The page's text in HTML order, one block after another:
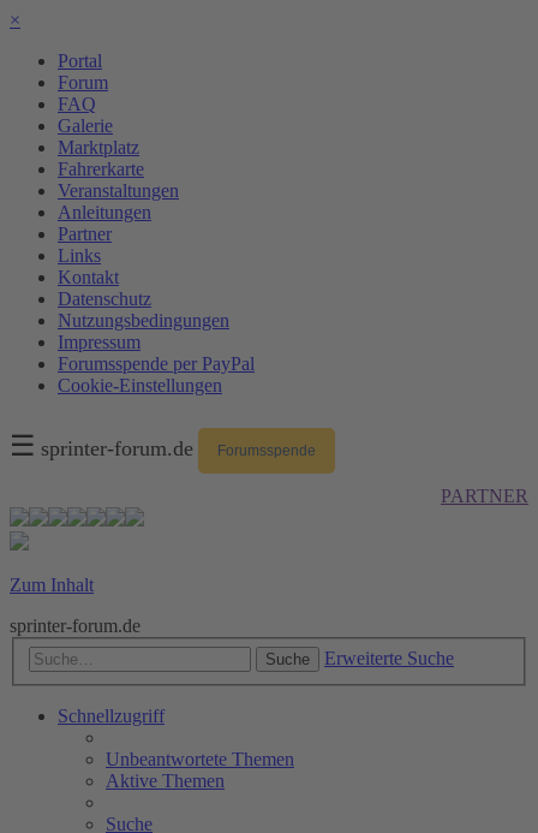
×
Portal
Forum
FAQ
Galerie
Marktplatz
Fahrerkarte
Veranstaltungen
Anleitungen
Partner
Links
Kontakt
Datenschutz
Nutzungsbedingungen
Impressum
Forumsspende per PayPal
Cookie-Einstellungen
☰ sprinter-forum.de Forumsspende
PARTNER
Zum Inhalt
sprinter-forum.de
Suche Erweiterte Suche
Schnellzugriff
Unbeantwortete Themen
Aktive Themen
Suche